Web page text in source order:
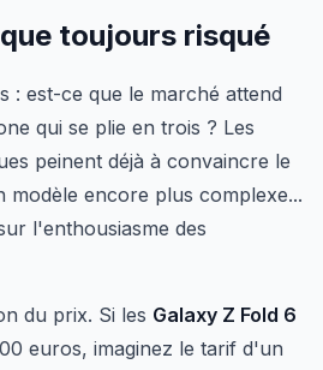
toujours risqué
: est-ce que le marché attend
qui se plie en trois ? Les
peinent déjà à convaincre le
encore plus complexe...
l'enthousiasme des
du prix. Si les Galaxy Z Fold 6
euros, imaginez le tarif d'un